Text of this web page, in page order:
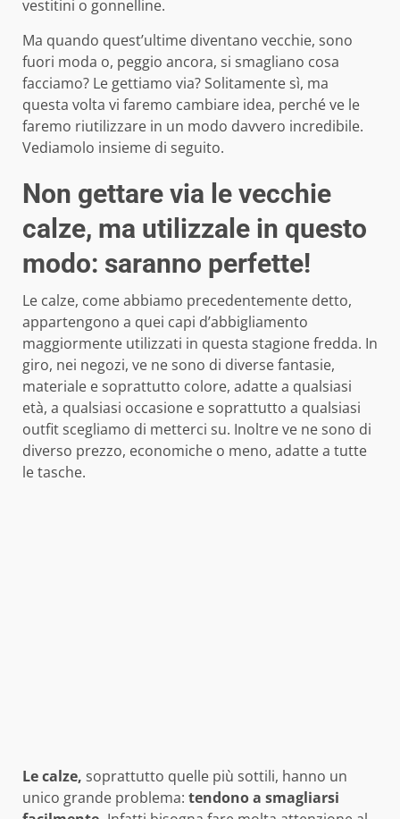
vestitini o gonnelline.
Ma quando quest’ultime diventano vecchie, sono
fuori moda o, peggio ancora, si smagliano cosa
facciamo? Le gettiamo via? Solitamente sì, ma
questa volta vi faremo cambiare idea, perché ve le
faremo riutilizzare in un modo davvero incredibile.
Vediamolo insieme di seguito.
Non gettare via le vecchie
calze, ma utilizzale in questo
modo: saranno perfette!
Le calze, come abbiamo precedentemente detto,
appartengono a quei capi d’abbigliamento
maggiormente utilizzati in questa stagione fredda. In
giro, nei negozi, ve ne sono di diverse fantasie,
materiale e soprattutto colore, adatte a qualsiasi
età, a qualsiasi occasione e soprattutto a qualsiasi
outfit scegliamo di metterci su. Inoltre ve ne sono di
diverso prezzo, economiche o meno, adatte a tutte
le tasche.
Le calze, soprattutto quelle più sottili, hanno un
unico grande problema: tendono a smagliarsi